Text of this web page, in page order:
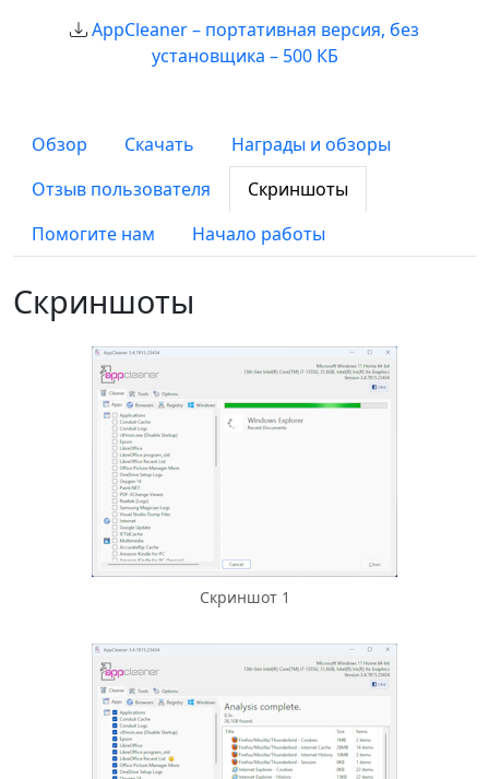
AppCleaner – портативная версия, без
установщика – 500 КБ
Обзор Скачать
Награды и обзоры
Отзыв пользователя
Скриншоты
Помогите нам
Начало работы
Скриншоты
Скриншот 1